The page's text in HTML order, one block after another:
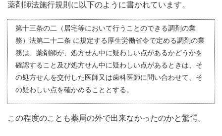
薬剤師法施行規則に以下のように書かれています。
第十三条の二（居宅等において行うことのできる調剤の業
務）法第二十二条 に規定する厚生労働省令で定める調剤の業
務は、薬剤師が、処方せん中に疑わしい点があるかどうかを
確認すること及び処方せん中に疑わしい点があるときは、そ
の処方せんを交付した医師又は歯科医師に問い合わせて、そ
の疑わしい点を確かめることとする。
この程度のことも薬局の外で出来なかったのかと驚愕。